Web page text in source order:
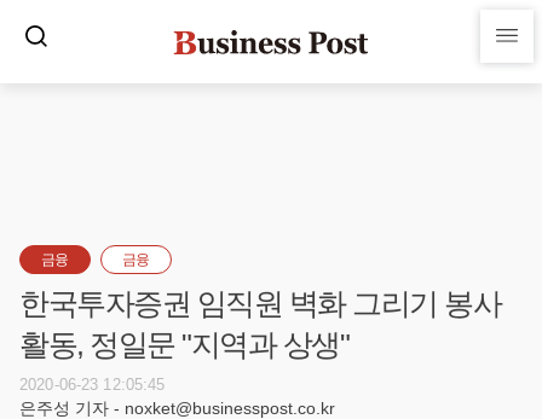
금융 금융
한국투자증권 임직원 벽화 그리기 봉사
활동, 정일문 "지역과 상생"
2020-06-23 12:05:45
은주성 기자 - noxket@businesspost.co.kr